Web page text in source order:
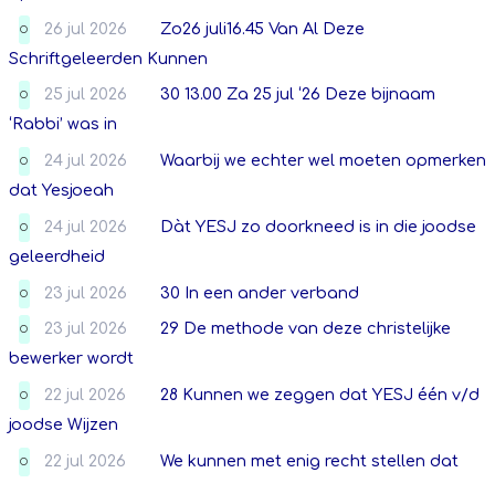
O 26 jul 2026
Zo26 juli16.45 Van Al Deze
Schriftgeleerden Kunnen
O 25 jul 2026
30 13.00 Za 25 jul ‘26 Deze bijnaam
‘Rabbi’ was in
O 24 jul 2026
Waarbij we echter wel moeten opmerken
dat Yesjoeah
O 24 jul 2026
Dàt YESJ zo doorkneed is in die joodse
geleerdheid
O 23 jul 2026 30 In een ander verband
O 23 jul 2026
29 De methode van deze christelijke
bewerker wordt
O 22 jul 2026
28 Kunnen we zeggen dat YESJ één v/d
joodse Wijzen
O 22 jul 2026
We kunnen met enig recht stellen dat